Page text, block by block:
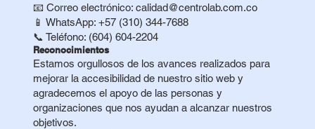
📧 Correo electrónico: calidad@centrolab.com.co
📱 WhatsApp: +57 (310) 344-7688
📞 Teléfono: (604) 604-2204
Reconocimientos
Estamos orgullosos de los avances realizados para
mejorar la accesibilidad de nuestro sitio web y
agradecemos el apoyo de las personas y
organizaciones que nos ayudan a alcanzar nuestros
objetivos.